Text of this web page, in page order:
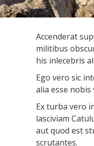
Accenderat
militibus
his inlecebris
Ego vero sic
alia esse
Ex turba vero
lasciviam
aut quod est
scrutantes.